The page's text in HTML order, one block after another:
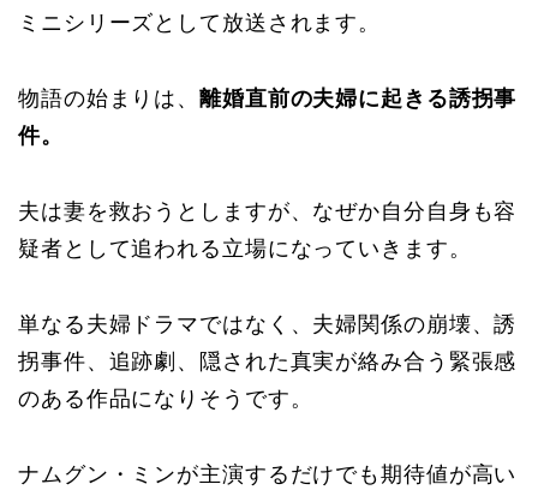
ミニシリーズとして放送されます。
物語の始まりは、離婚直前の夫婦に起きる誘拐事
件。
夫は妻を救おうとしますが、なぜか自分自身も容
疑者として追われる立場になっていきます。
単なる夫婦ドラマではなく、夫婦関係の崩壊、誘
拐事件、追跡劇、隠された真実が絡み合う緊張感
のある作品になりそうです。
ナムグン・ミンが主演するだけでも期待値が高い